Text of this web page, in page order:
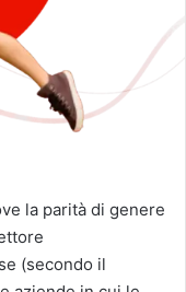
la parità di genere
(secondo il